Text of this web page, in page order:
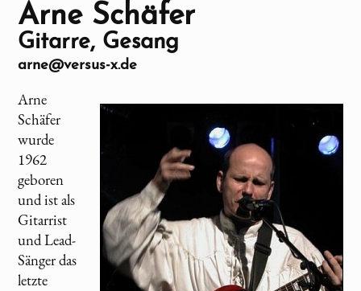
Arne Schäfer
Gitarre, Gesang
arne@versus-x.de
Arne
Schäfer
wurde
1962
geboren
und ist als
Gitarrist
und Lead-
Sänger das
letzte